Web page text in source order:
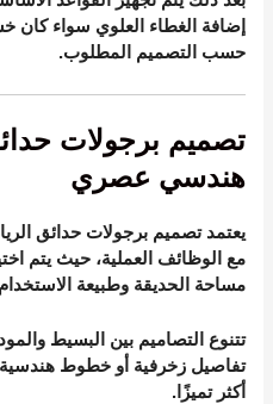
إضافة الغطاء العلوي سواء كان
حسب التصميم المطلوب.
تصميم برجولات
هندسي عصري
يعتمد تصميم برجولات حدائق
مع الوظائف العملية، حيث يتم
مساحة الحديقة وطبيعة
تتنوع التصاميم بين البسيط
تفاصيل زخرفية أو خطوط هندسية
أكثر تميزًا.